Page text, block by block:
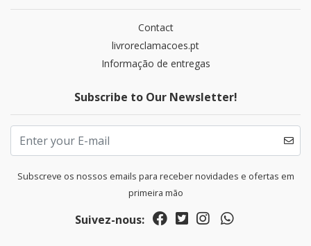
Contact
livroreclamacoes.pt
Informação de entregas
Subscribe to Our Newsletter!
Subscreve os nossos emails para receber novidades e ofertas em
primeira mão
Suivez-nous: